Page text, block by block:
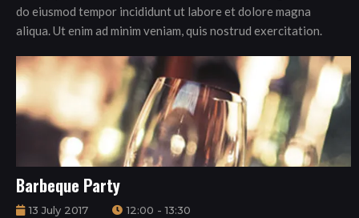
do eiusmod tempor incididunt ut labore et dolore magna
aliqua. Ut enim ad minim veniam, quis nostrud exercitation.
Barbeque Party
13 July 2017 12:00 - 13:30